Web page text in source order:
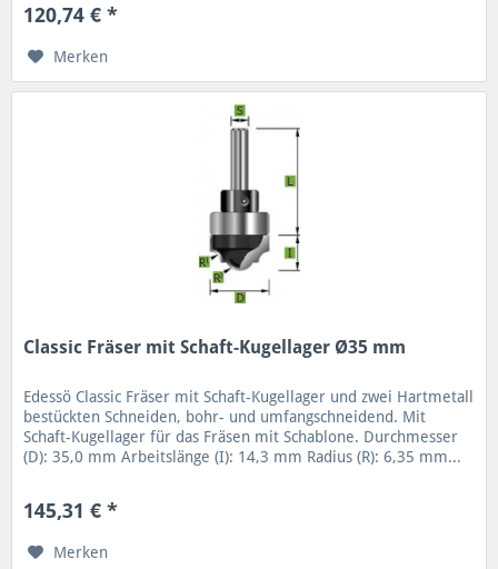
120,74 € *
Merken
Classic Fräser mit Schaft-Kugellager Ø35 mm
Edessö Classic Fräser mit Schaft-Kugellager und zwei Hartmetall
bestückten Schneiden, bohr- und umfangschneidend. Mit
Schaft-Kugellager für das Fräsen mit Schablone. Durchmesser
(D): 35,0 mm Arbeitslänge (I): 14,3 mm Radius (R): 6,35 mm...
145,31 € *
Merken